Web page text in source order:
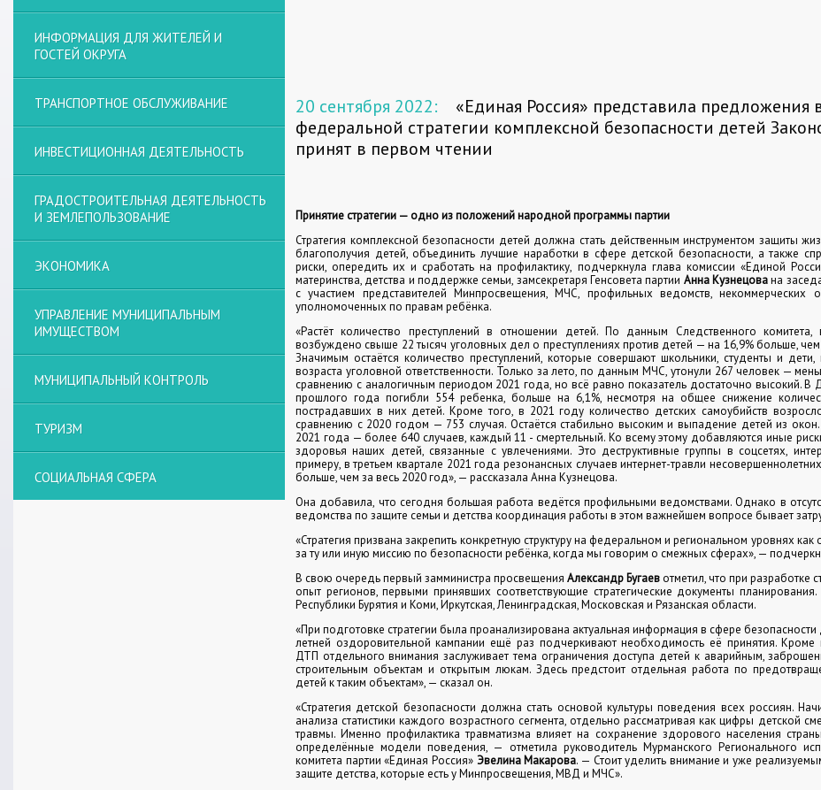
20 сентября 2022:
«Единая Россия» представила предложения
федеральной стратегии комплексной безопасности детей
принят в первом чтении
Принятие стратегии — одно из положений народной программы партии
Стратегия комплексной безопасности детей должна стать действенным инструментом защиты
благополучия детей, объединить лучшие наработки в сфере детской безопасности, а также
риски, опередить их и сработать на профилактику, подчеркнула глава комиссии «Единой
материнства, детства и поддержке семьи, замсекретаря Генсовета партии Анна Кузнецована
с участием представителей Минпросвещения, МЧС, профильных ведомств, некоммерческих
уполномоченных по правам ребёнка.
«Растёт количество преступлений в отношении детей. По данным Следственного
возбуждено свыше 22 тысяч уголовных дел о преступлениях против детей — на 16,9% больше,
Значимым остаётся количество преступлений, которые совершают школьники, студенты и дети,
возраста уголовной ответственности. Только за лето, по данным МЧС, утонули 267 человек —
сравнению с аналогичным периодом 2021 года, но всё равно показатель достаточно высокий. В
прошлого года погибли 554 ребенка, больше на 6,1%, несмотря на общее снижение
пострадавших в них детей. Кроме того, в 2021 году количество детских самоубийств
сравнению с 2020 годом — 753 случая. Остаётся стабильно высоким и выпадение детей из
2021 года — более 640 случаев, каждый 11 - смертельный. Ко всему этому добавляются иные
здоровья наших детей, связанные с увлечениями. Это деструктивные группы в соцсетях,
примеру, в третьем квартале 2021 года резонансных случаев интернет-травли
больше, чем за весь 2020 год», — рассказала Анна Кузнецова.
Она добавила, что сегодня большая работа ведётся профильными ведомствами. Однако в
ведомства по защите семьи и детства координация работы в этом важнейшем вопросе бывает
«Стратегия призвана закрепить конкретную структуру на федеральном и региональном уровнях как
за ту или иную миссию по безопасности ребёнка, когда мы говорим о смежных сферах», —
В свою очередь первый замминистра просвещения Александр Бугаевотметил, что при разработке
опыт регионов, первыми принявших соответствующие стратегические документы
Республики Бурятия и Коми, Иркутская, Ленинградская, Московская и Рязанская области.
«При подготовке стратегии была проанализирована актуальная информация в сфере безопасности
летней оздоровительной кампании ещё раз подчеркивают необходимость её принятия. Кроме
ДТП отдельного внимания заслуживает тема ограничения доступа детей к аварийным,
строительным объектам и открытым люкам. Здесь предстоит отдельная работа по
детей к таким объектам», — сказал он.
«Стратегия детской безопасности должна стать основой культуры поведения всех россиян.
анализа статистики каждого возрастного сегмента, отдельно рассматривая как цифры детской
травмы. Именно профилактика травматизма влияет на сохранение здорового населения
определённые модели поведения, — отметила руководитель Мурманского Регионального
комитета партии «Единая Россия» Эвелина Макарова. — Стоит уделить внимание и уже
защите детства, которые есть у Минпросвещения, МВД и МЧС».
ИНФОРМАЦИЯ ДЛЯ ЖИТЕЛЕЙ И
ГОСТЕЙ ОКРУГА
ТРАНСПОРТНОЕ ОБСЛУЖИВАНИЕ
ИНВЕСТИЦИОННАЯ ДЕЯТЕЛЬНОСТЬ
ГРАДОСТРОИТЕЛЬНАЯ ДЕЯТЕЛЬНОСТЬ
И ЗЕМЛЕПОЛЬЗОВАНИЕ
ЭКОНОМИКА
УПРАВЛЕНИЕ МУНИЦИПАЛЬНЫМ
ИМУЩЕСТВОМ
МУНИЦИПАЛЬНЫЙ КОНТРОЛЬ
ТУРИЗМ
СОЦИАЛЬНАЯ СФЕРА